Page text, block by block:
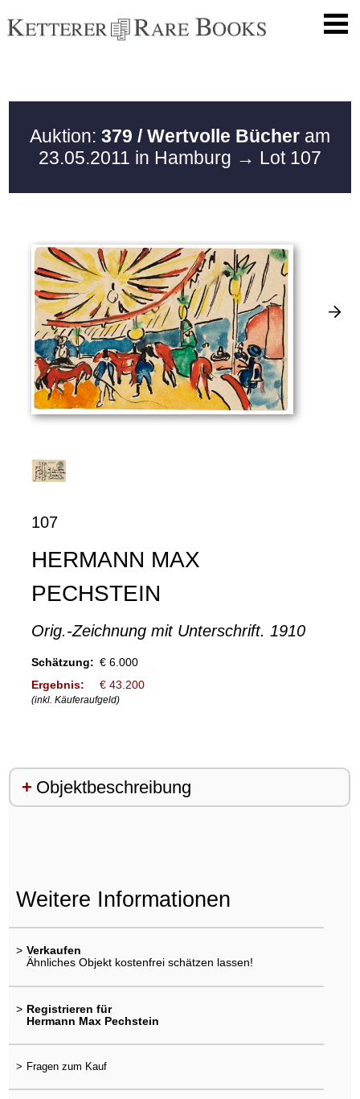
Auktion: 379 / Wertvolle Bücher am
23.05.2011 in Hamburg → Lot 107
107
HERMANN MAX
PECHSTEIN
Orig.-Zeichnung mit Unterschrift. 1910
Schätzung: € 6.000
Ergebnis:
€ 43.200
(inkl. Käuferaufgeld)
Objektbeschreibung
Weitere Informationen
> Verkaufen
Ähnliches Objekt kostenfrei schätzen lassen!
> Registrieren für
Hermann Max Pechstein
> Fragen zum Kauf